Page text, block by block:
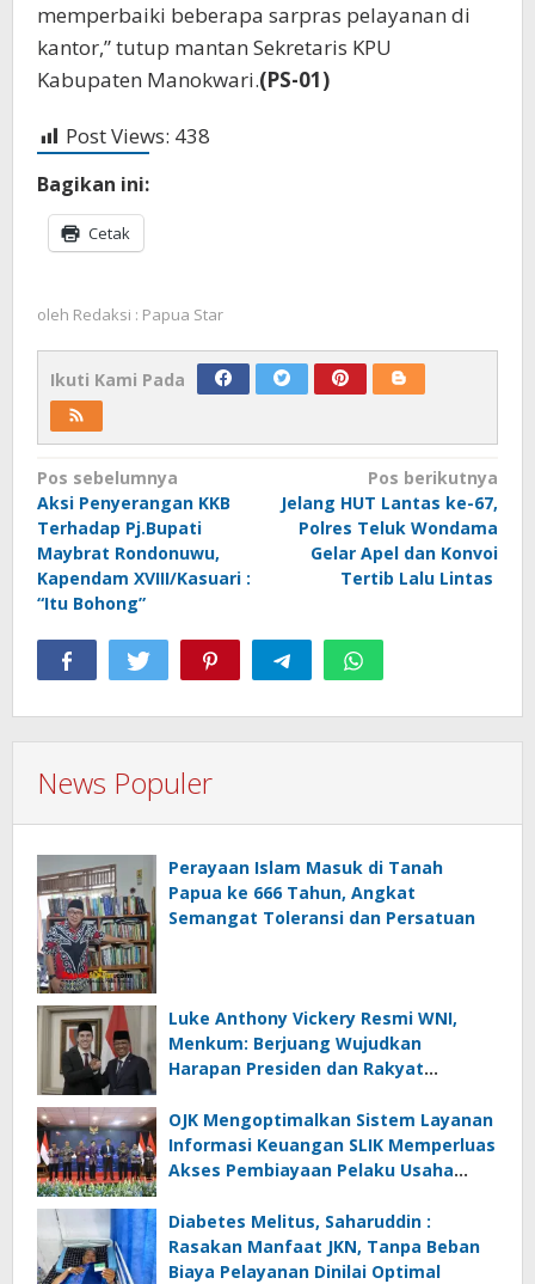
memperbaiki beberapa sarpras pelayanan di
kantor,” tutup mantan Sekretaris KPU
Kabupaten Manokwari.(PS-01)
Post Views: 438
Bagikan ini:
Cetak
oleh Redaksi : Papua Star
Ikuti Kami Pada
Navigasi
pos
Pos sebelumnya
Aksi Penyerangan KKB
Terhadap Pj.Bupati
Maybrat Rondonuwu,
Kapendam XVIII/Kasuari :
“Itu Bohong”
Pos berikutnya
Jelang HUT Lantas ke-67,
Polres Teluk Wondama
Gelar Apel dan Konvoi
Tertib Lalu Lintas
News Populer
Perayaan Islam Masuk di Tanah
Papua ke 666 Tahun, Angkat
Semangat Toleransi dan Persatuan
Luke Anthony Vickery Resmi WNI,
Menkum: Berjuang Wujudkan
Harapan Presiden dan Rakyat
OJK Mengoptimalkan Sistem Layanan
Informasi Keuangan SLIK Memperluas
Akses Pembiayaan Pelaku Usaha
Diabetes Melitus, Saharuddin :
Rasakan Manfaat JKN, Tanpa Beban
Biaya Pelayanan Dinilai Optimal